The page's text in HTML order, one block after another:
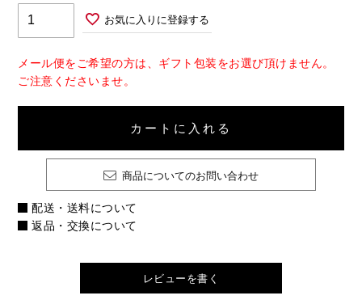
お気に入りに登録する
メール便をご希望の方は、ギフト包装をお選び頂けません。
ご注意くださいませ。
カートに入れる
商品についてのお問い合わせ
配送・送料について
返品・交換について
レビューを書く